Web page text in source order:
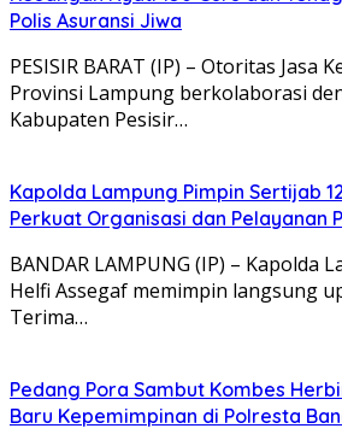
Polis Asuransi Jiwa
PESISIR BARAT (IP) – Otoritas Jasa
Provinsi Lampung berkolaborasi
Kabupaten Pesisir…
Kapolda Lampung Pimpin Sertijab
Perkuat Organisasi dan Pelayanan
BANDAR LAMPUNG (IP) – Kapolda
Helfi Assegaf memimpin langsung
Terima…
Pedang Pora Sambut Kombes
Baru Kepemimpinan di Polresta